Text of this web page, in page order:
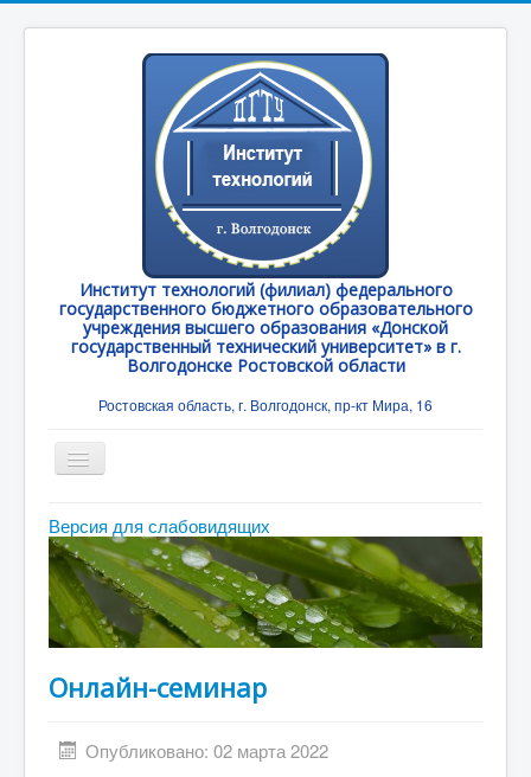
Институт технологий (филиал) федерального
государственного бюджетного образовательного
учреждения высшего образования «Донской
государственный технический университет» в г.
Волгодонске Ростовской области
Ростовская область, г. Волгодонск, пр-кт Мира, 16
Toggle
Navigation
Главная
Абитуриенту
Студенту
ДПО
Выпускнику
Противодействие терроризму и экстремизму
Версия для слабовидящих
Онлайн-семинар
Опубликовано: 02 марта 2022